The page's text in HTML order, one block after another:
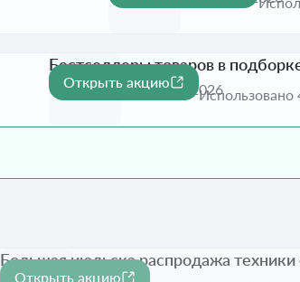
-34%
Бестселлеры товаров в
Активна до 1 сент. 2026
Открыть акцию
Использовано
Большая июльска распродажа техники
Открыть акцию